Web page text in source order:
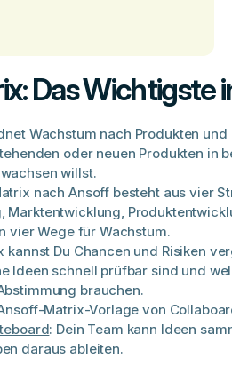
Das Wichtigste
Wachstum nach Produkten und
oder neuen Produkten in
willst.
nach Ansoff besteht aus vier
Marktentwicklung,
vier Wege für Wachstum.
Du Chancen und Risiken
Ideen schnell prüfbar sind und
brauchen.
Matrix-Vorlage von
: Dein Team kann Ideen
daraus ableiten.